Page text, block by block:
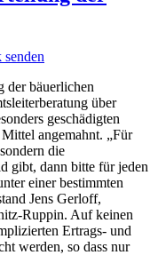
der bäuerlichen
über
geschädigten
angemahnt. „Für
die
gibt, dann bitte für jeden
einer bestimmten
Jens Gerloff,
Ruppin. Auf keinen
Ertrags- und
werden, so dass nur